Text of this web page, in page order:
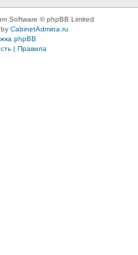
Software © phpBB Limited
CabinetAdmina.ru
phpBB
| Правила